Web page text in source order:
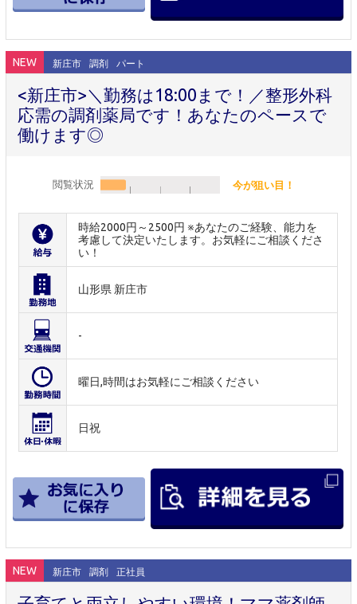
NEW 新庄市 調剤 パート
<新庄市>＼勤務は18:00まで！／整形外科
応需の調剤薬局です！あなたのペースで
働けます◎
閲覧状況 今が狙い目！
時給2000円～2500円 ※あなたのご経験、能力を
考慮して決定いたします。お気軽にご相談くださ
い！
山形県 新庄市
-
曜日,時間はお気軽にご相談ください
日祝
NEW 新庄市 調剤 正社員